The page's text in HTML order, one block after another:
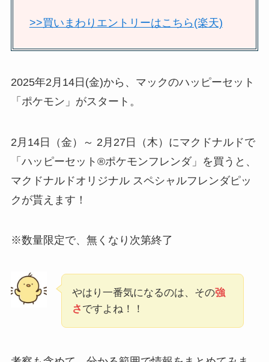
>>買いまわりエントリーはこちら(楽天)
2025年2月14日(金)から、マックのハッピーセット
「ポケモン」がスタート。
2月14日（金）～ 2月27日（木）にマクドナルドで
「ハッピーセット®ポケモンフレンダ」を買うと、
マクドナルドオリジナル スペシャルフレンダピッ
クが貰えます！
※数量限定で、無くなり次第終了
やはり一番気になるのは、その強
さ ですよね！！